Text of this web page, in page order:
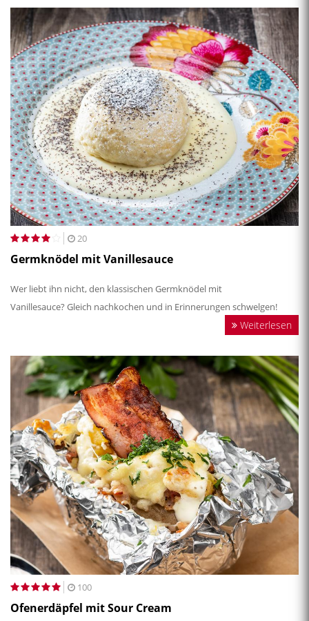
20
Germknödel mit Vanillesauce
Wer liebt ihn nicht, den klassischen Germknödel mit
Vanillesauce? Gleich nachkochen und in Erinnerungen schwelgen!
Weiterlesen
100
Ofenerdäpfel mit Sour Cream